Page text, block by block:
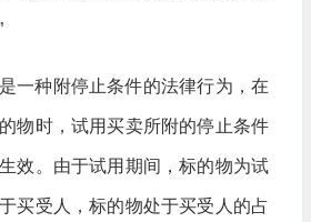
种附停止条件的法律行为，在
物时，试用买卖所附的停止条件
效。由于试用期间，标的物为试
买受人，标的物处于买受人的占